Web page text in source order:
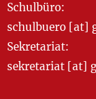
Schulbüro:
schulbuero [at]
Sekretariat:
sekretariat [at]